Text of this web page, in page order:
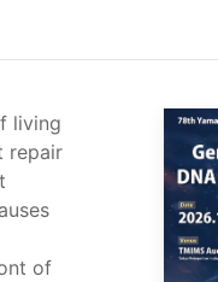
living
repair
of